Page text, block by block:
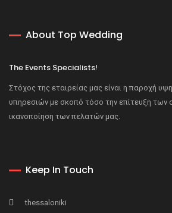
About Top Wedding
The Events Specialists!
Στόχος της εταιρείας μας είναι η παροχή
υπηρεσιών με σκοπό τόσο την επίτευξη των
ικανοποίηση των πελατών μας.
Keep In Touch
thessaloniki